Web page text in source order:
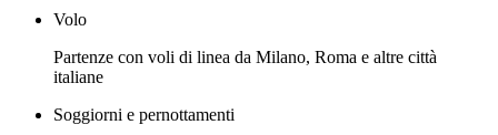
Volo
Partenze con voli di linea da Milano, Roma e altre città
italiane
Soggiorni e pernottamenti